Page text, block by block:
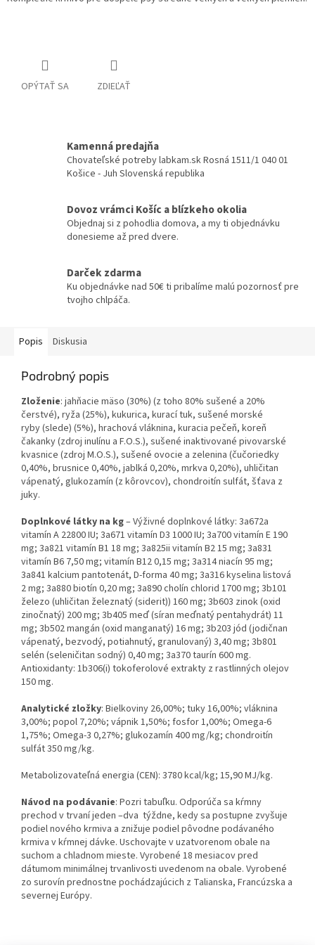
OPÝTAŤ SA ZDIEĽAŤ
Kamenná predajňa
Chovateľské potreby labkam.sk Rosná 1511/1 040 01
Košice - Juh Slovenská republika
Dovoz vrámci Košíc a blízkeho okolia
Objednaj si z pohodlia domova, a my ti objednávku
donesieme až pred dvere.
Darček zdarma
Ku objednávke nad 50€ ti pribalíme malú pozornosť pre
tvojho chlpáča.
Popis Diskusia
Podrobný popis
Zloženie: jahňacie mäso (30%) (z toho 80% sušené a 20%
čerstvé), ryža (25%), kukurica, kurací tuk, sušené morské
ryby(slede) (5%), hrachová vláknina, kuracia pečeň, koreň
čakanky (zdroj inulínu a F.O.S.), sušené inaktivované pivovarské
kvasnice (zdroj M.O.S.), sušené ovocie a zelenina (čučoriedky
0,40%, brusnice 0,40%, jablká 0,20%, mrkva 0,20%), uhličitan
vápenatý, glukozamín (z kôrovcov), chondroitín sulfát, šťava z
juky.
Doplnkové látky na kg–Výživné doplnkové látky: 3a672a
vitamín A 22800 IU; 3a671 vitamín D3 1000 IU; 3a700 vitamín E 190
mg; 3a821 vitamín B1 18 mg; 3a825ii vitamín B2 15 mg; 3a831
vitamín B6 7,50 mg; vitamín B12 0,15 mg; 3a314 niacín 95 mg;
3a841 kalcium pantotenát, D-forma 40 mg; 3a316 kyselina listová
2 mg; 3a880 biotín 0,20 mg; 3a890 cholín chlorid 1700 mg; 3b101
železo (uhličitan železnatý (siderit)) 160 mg; 3b603 zinok (oxid
zinočnatý) 200 mg; 3b405 meď (síran meďnatý pentahydrát) 11
mg; 3b502 mangán (oxid manganatý) 16 mg; 3b203 jód (jodičnan
vápenatý, bezvodý, potiahnutý, granulovaný) 3,40 mg; 3b801
selén (seleničitan sodný) 0,40 mg; 3a370 taurín 600 mg.
Antioxidanty: 1b306(i) tokoferolové extrakty z rastlinných olejov
150 mg.
Analytické zložky: Bielkoviny 26,00%; tuky 16,00%; vláknina
3,00%; popol 7,20%; vápnik 1,50%; fosfor 1,00%; Omega-6
1,75%; Omega-3 0,27%; glukozamín 400 mg/kg; chondroitín
sulfát 350 mg/kg.
Metabolizovateľná energia (CEN): 3780 kcal/kg; 15,90 MJ/kg.
Návod na podávanie: Pozri tabuľku. Odporúča sa kŕmny
prechod v trvaní jeden –dva týždne, kedy sa postupne zvyšuje
podiel nového krmiva a znižuje podiel pôvodne podávaného
krmiva v kŕmnej dávke. Uschovajte v uzatvorenom obale na
suchom a chladnom mieste. Vyrobené 18 mesiacov pred
dátumom minimálnej trvanlivosti uvedenom na obale. Vyrobené
zo surovín prednostne pochádzajúcich z Talianska, Francúzska a
severnej Európy.